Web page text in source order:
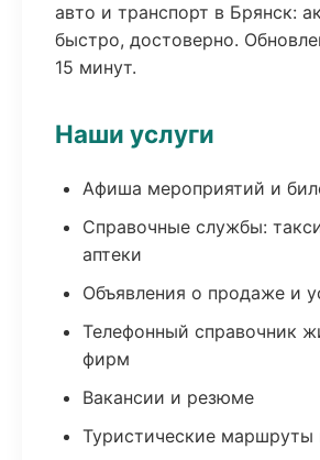
авто и транспорт в Брянск:
быстро, достоверно.
15 минут.
Наши услуги
Афиша мероприятий и
Справочные службы:
аптеки
Объявления о продаже и
Телефонный справочник
фирм
Вакансии и резюме
Туристические маршруты